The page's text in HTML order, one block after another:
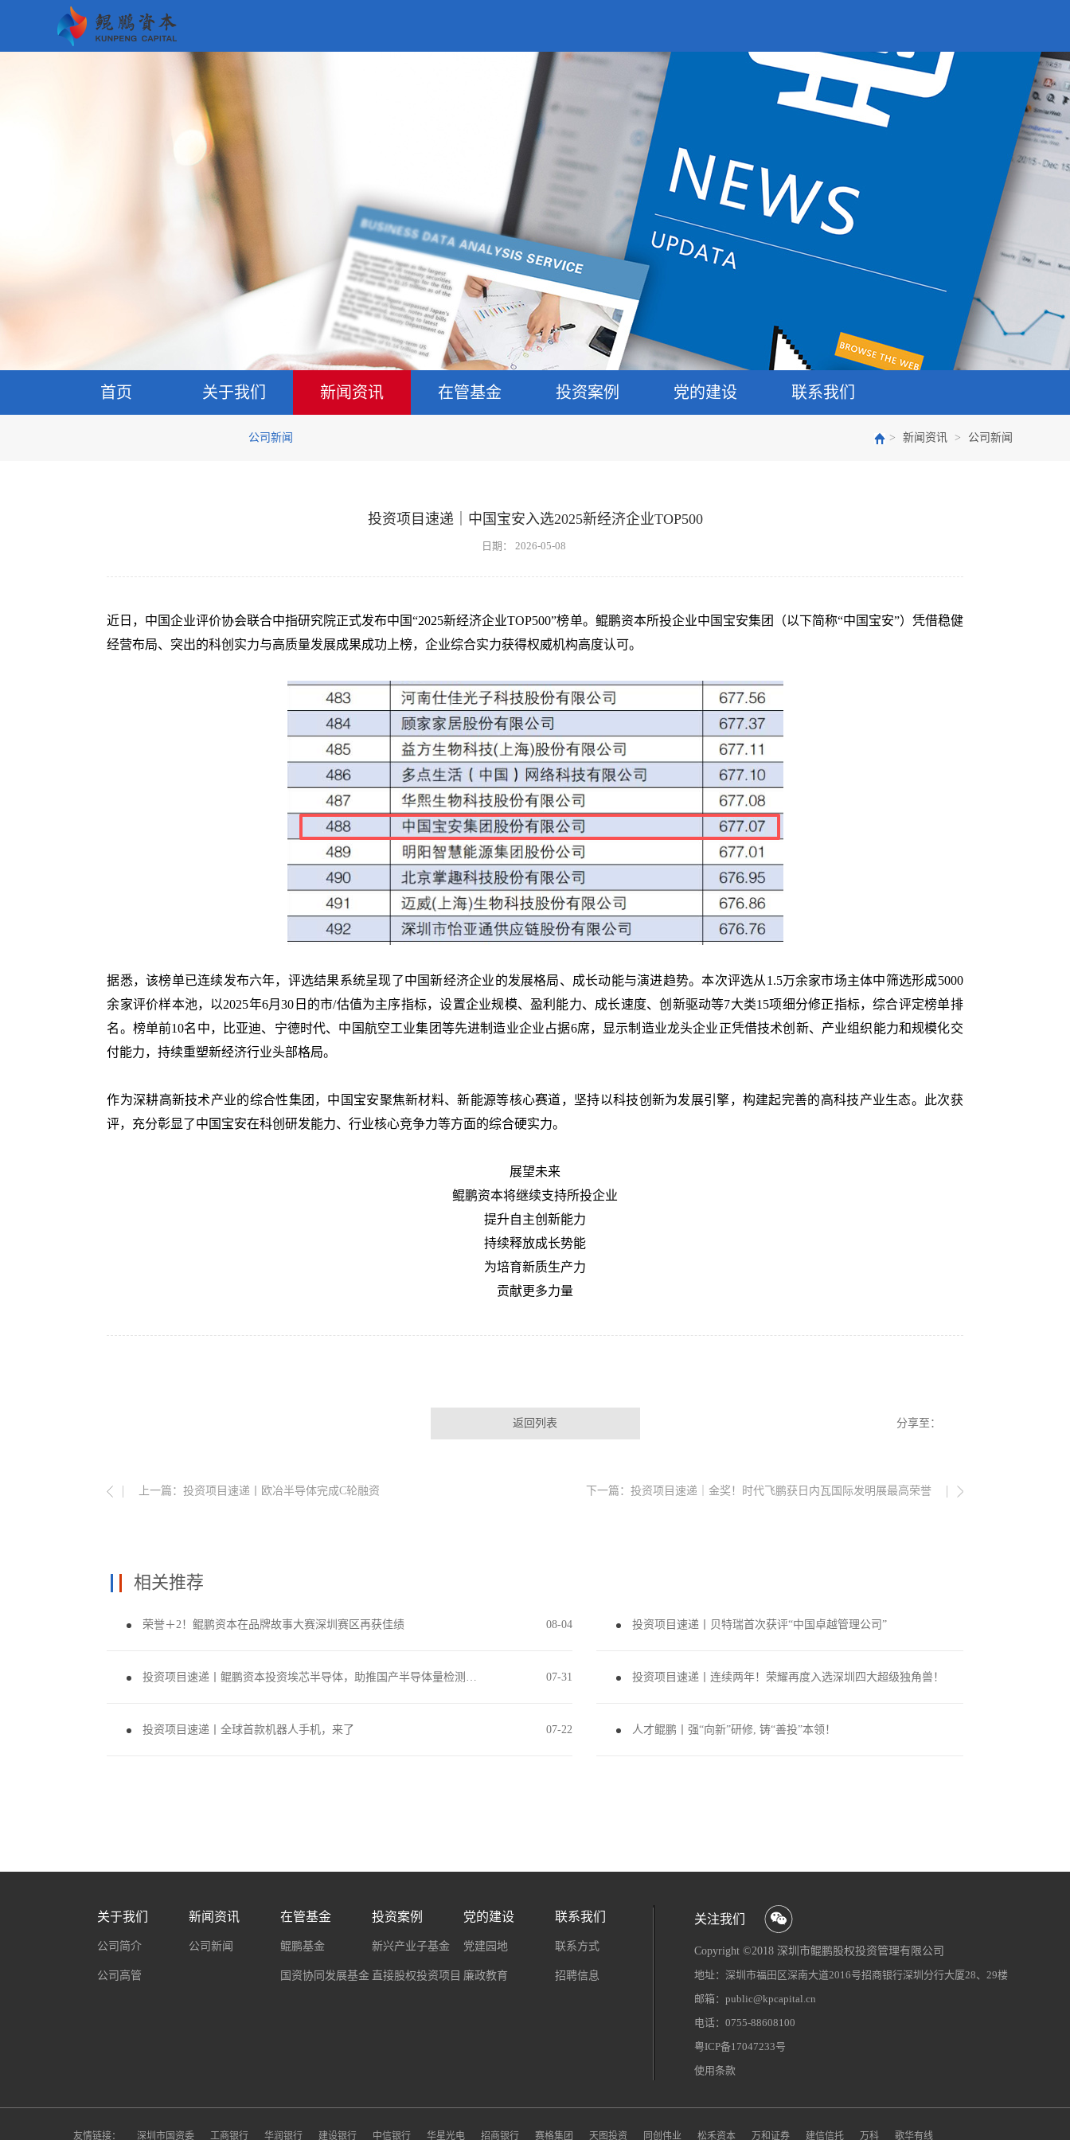
首页 关于我们 新闻资讯 在管基金 投资案例 党的建设 联系我们
公司新闻 > 新闻资讯 > 公司新闻
投资项目速递｜中国宝安入选2025新经济企业TOP500
日期： 2026-05-08
近日，中国企业评价协会联合中指研究院正式发布中国“2025新经济企业TOP500”榜单。鲲鹏资本所投企业中国宝安集团（以下简称“中国宝安”）凭借稳健
经营布局、突出的科创实力与高质量发展成果成功上榜，企业综合实力获得权威机构高度认可。
据悉，该榜单已连续发布六年，评选结果系统呈现了中国新经济企业的发展格局、成长动能与演进趋势。本次评选从1.5万余家市场主体中筛选形成5000
余家评价样本池，以2025年6月30日的市/估值为主序指标，设置企业规模、盈利能力、成长速度、创新驱动等7大类15项细分修正指标，综合评定榜单排
名。榜单前10名中，比亚迪、宁德时代、中国航空工业集团等先进制造业企业占据6席，显示制造业龙头企业正凭借技术创新、产业组织能力和规模化交
付能力，持续重塑新经济行业头部格局。
作为深耕高新技术产业的综合性集团，中国宝安聚焦新材料、新能源等核心赛道，坚持以科技创新为发展引擎，构建起完善的高科技产业生态。此次获
评，充分彰显了中国宝安在科创研发能力、行业核心竞争力等方面的综合硬实力。
展望未来
鲲鹏资本将继续支持所投企业
提升自主创新能力
持续释放成长势能
为培育新质生产力
贡献更多力量
返回列表 分享至：
上一篇：投资项目速递丨欧冶半导体完成C轮融资 下一篇： 投资项目速递｜金奖！时代飞鹏获日内瓦国际发明展最高荣誉
相关推荐
荣誉＋2！鲲鹏资本在品牌故事大赛深圳赛区再获佳绩 08-04 投资项目速递丨贝特瑞首次获评“中国卓越管理公司”
投资项目速递丨鲲鹏资本投资埃芯半导体，助推国产半导体量检测设备新突破 07-31 投资项目速递丨连续两年！荣耀再度入选深圳四大超级独角兽！
投资项目速递丨全球首款机器人手机，来了 07-22 人才鲲鹏丨强“向新”研修, 铸“善投”本领！
关于我们
公司简介
公司高管
新闻资讯
公司新闻
在管基金
鲲鹏基金
国资协同发展基金
投资案例
新兴产业子基金
直接股权投资项目
党的建设
党建园地
廉政教育
联系我们
联系方式
招聘信息
关注我们
Copyright ©2018 深圳市鲲鹏股权投资管理有限公司
粤ICP备09063742号-1网站地图犀牛云提供企业云服务
地址：深圳市福田区深南大道2016号招商银行深圳分行大厦28、29楼
邮箱：public@kpcapital.cn
电话：0755-88608100
粤ICP备17047233号
使用条款
友情链接： 深圳市国资委 工商银行 华润银行 建设银行 中信银行 华星光电 招商银行 赛格集团 天图投资 同创伟业 松禾资本 万和证券 建信信托 万科 歌华有线